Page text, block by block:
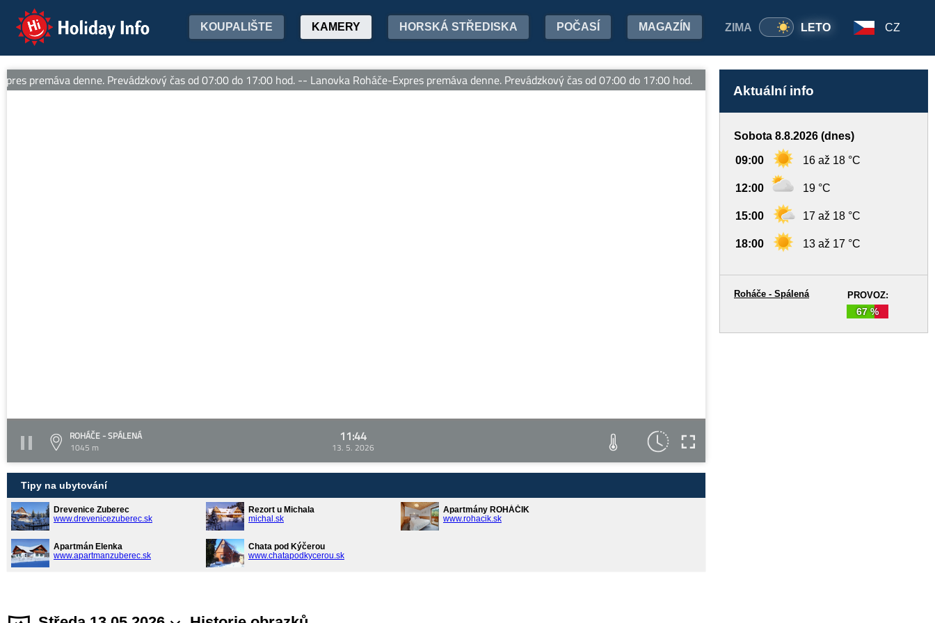
Holiday Info ZIMA LETO
KOUPALIŠTE KAMERY HORSKÁ STŘEDISKA POČASÍ MAGAZÍN CZ
premáva denne. Prevádzkový čas od 07:00 do 17:00 hod. -- Lanovka Roháče-Expres premáva denne. Prevádzkový čas od 07:00 do 17:00 hod.
ROHÁČE - SPÁLENÁ
1045 m
11:44
13. 5. 2026
Tipy na ubytování
Drevenice Zuberec
www.drevenicezuberec.sk
Rezort u Michala
michal.sk
Apartmány ROHÁČIK
www.rohacik.sk
Apartmán Elenka
www.apartmanzuberec.sk
Chata pod Kýčerou
www.chatapodkycerou.sk
Aktuální info
Sobota 8.8.2026 (dnes)
09:00 16 až 18 °C
12:00 19 °C
15:00 17 až 18 °C
18:00 13 až 17 °C
PROVOZ:
67 %
Roháče - Spálená